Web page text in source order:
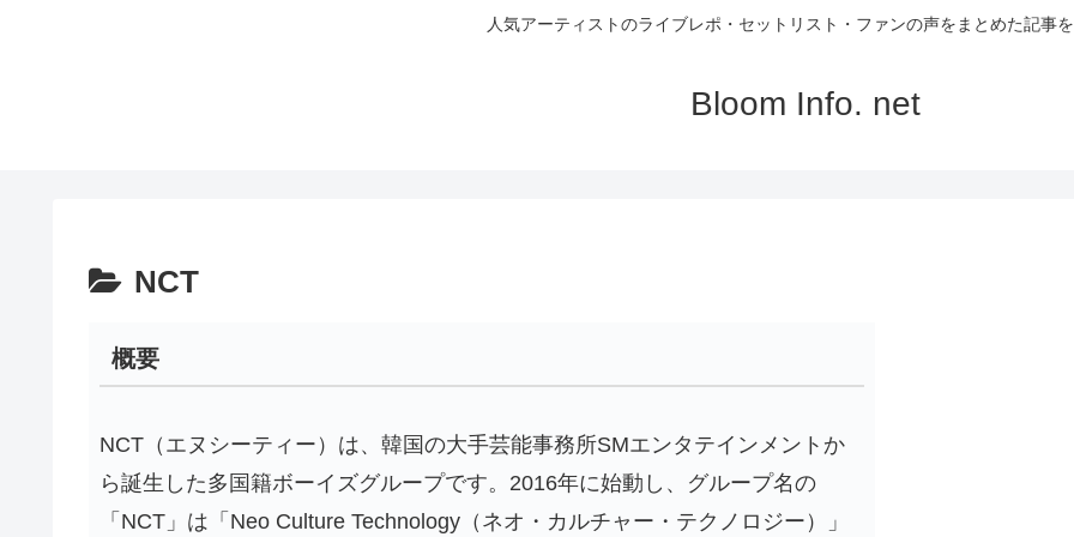
人気アーティストのライブレポ・セットリスト・ファンの声をまとめた記事
Bloom Info. net
NCT
概要
NCT（エヌシーティー）は、韓国の大手芸能事務所SMエンタテインメントか
ら誕生した多国籍ボーイズグループです。2016年に始動し、グループ名の
「NCT」は「Neo Culture Technology（ネオ・カルチャー・テクノロジー）」